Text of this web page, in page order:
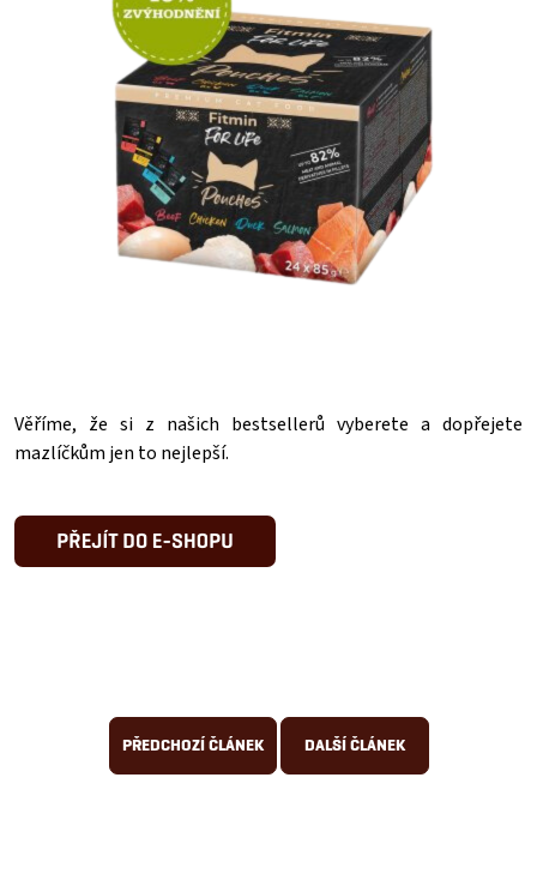
Věříme, že si z našich bestsellerů vyberete a dopřejete
mazlíčkům jen to nejlepší.
PŘEDCHOZÍ ČLÁNEK DALŠÍ ČLÁNEK